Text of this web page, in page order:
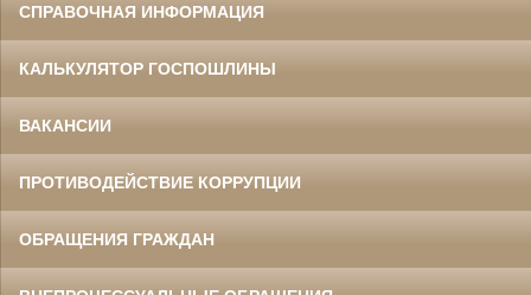
СПРАВОЧНАЯ ИНФОРМАЦИЯ
КАЛЬКУЛЯТОР ГОСПОШЛИНЫ
ВАКАНСИИ
ПРОТИВОДЕЙСТВИЕ КОРРУПЦИИ
ОБРАЩЕНИЯ ГРАЖДАН